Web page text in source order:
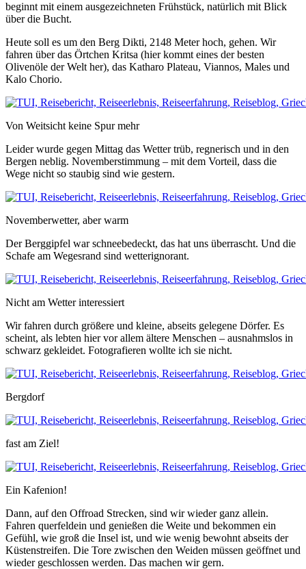
beginnt mit einem ausgezeichneten Frühstück, natürlich mit Blick
über die Bucht.
Heute soll es um den Berg Dikti, 2148 Meter hoch, gehen. Wir
fahren über das Örtchen Kritsa (hier kommt eines der besten
Olivenöle der Welt her), das Katharo Plateau, Viannos, Males und
Kalo Chorio.
Von Weitsicht keine Spur mehr
Leider wurde gegen Mittag das Wetter trüb, regnerisch und in den
Bergen neblig. Novemberstimmung – mit dem Vorteil, dass die
Wege nicht so staubig sind wie gestern.
Novemberwetter, aber warm
Der Berggipfel war schneebedeckt, das hat uns überrascht. Und die
Schafe am Wegesrand sind wetterignorant.
Nicht am Wetter interessiert
Wir fahren durch größere und kleine, abseits gelegene Dörfer. Es
scheint, als lebten hier vor allem ältere Menschen – ausnahmslos in
schwarz gekleidet. Fotografieren wollte ich sie nicht.
Bergdorf
fast am Ziel!
Ein Kafenion!
Dann, auf den Offroad Strecken, sind wir wieder ganz allein.
Fahren querfeldein und genießen die Weite und bekommen ein
Gefühl, wie groß die Insel ist, und wie wenig bewohnt abseits der
Küstenstreifen. Die Tore zwischen den Weiden müssen geöffnet und
wieder geschlossen werden. Das machen wir gern.